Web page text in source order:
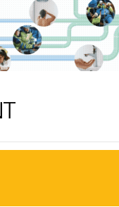
el programa “En